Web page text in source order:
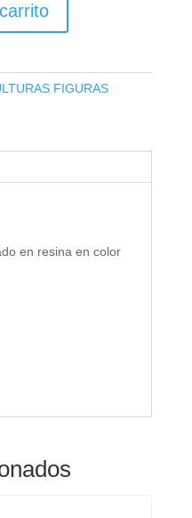
FIGURAS
en resina en color